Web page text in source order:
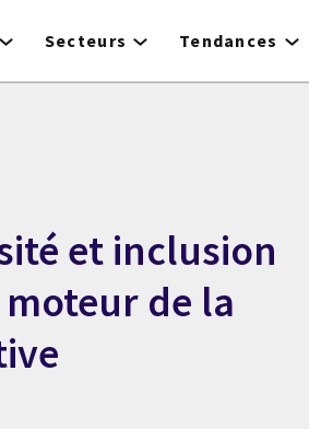
Secteurs Tendances
et inclusion
de la